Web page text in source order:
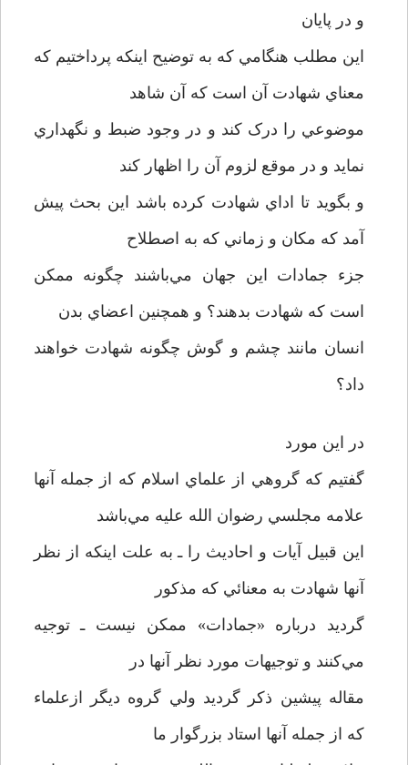
و در پايان
اين مطلب هنگامي که به توضيح اينکه پرداختيم که
معناي شهادت آن است که آن شاهد
موضوعي را درک کند و در وجود ضبط و نگهداري
نمايد و در موقع لزوم آن را اظهار کند
و بگويد تا اداي شهادت کرده باشد اين بحث پيش
آمد که مکان و زماني که به اصطلاح
جزء جمادات اين جهان مي‌باشند چگونه ممکن
است که شهادت بدهند؟ و همچنين اعضاي بدن
انسان مانند چشم و گوش چگونه شهادت خواهند
داد؟
در اين مورد
گفتيم که گروهي از علماي اسلام که از جمله آنها
علامه مجلسي رضوان الله عليه مي‌باشد
اين قبيل آيات و احاديث را ـ به علت اينکه از نظر
آنها شهادت به معنائي که مذکور
گرديد درباره «جمادات» ممکن نيست ـ توجيه
مي‌کنند و توجيهات مورد نظر آنها در
مقاله پيشين ذکر گرديد ولي گروه ديگر ازعلماء
که از جمله آنها استاد بزرگوار ما